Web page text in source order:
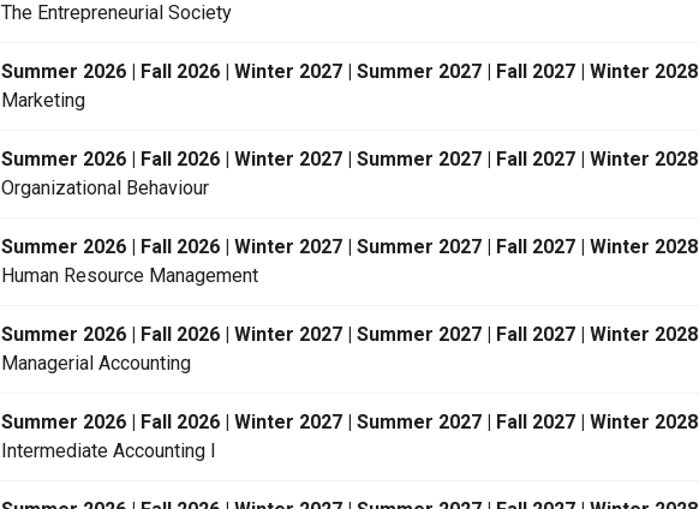
The Entrepreneurial Society
Summer 2026 | Fall 2026 | Winter 2027 | Summer 2027 | Fall 2027 | Winter 2028
Marketing
Summer 2026 | Fall 2026 | Winter 2027 | Summer 2027 | Fall 2027 | Winter 2028
Organizational Behaviour
Summer 2026 | Fall 2026 | Winter 2027 | Summer 2027 | Fall 2027 | Winter 2028
Human Resource Management
Summer 2026 | Fall 2026 | Winter 2027 | Summer 2027 | Fall 2027 | Winter 2028
Managerial Accounting
Summer 2026 | Fall 2026 | Winter 2027 | Summer 2027 | Fall 2027 | Winter 2028
Intermediate Accounting I